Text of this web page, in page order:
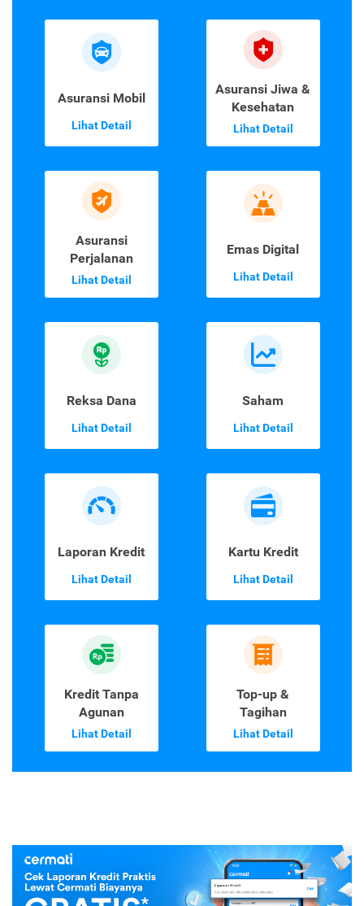
Asuransi Mobil
Lihat Detail
Asuransi Jiwa &
Kesehatan
Lihat Detail
Asuransi
Perjalanan
Lihat Detail
Emas Digital
Lihat Detail
Reksa Dana
Lihat Detail
Saham
Lihat Detail
Laporan Kredit
Lihat Detail
Kartu Kredit
Lihat Detail
Kredit Tanpa
Agunan
Lihat Detail
Top-up &
Tagihan
Lihat Detail